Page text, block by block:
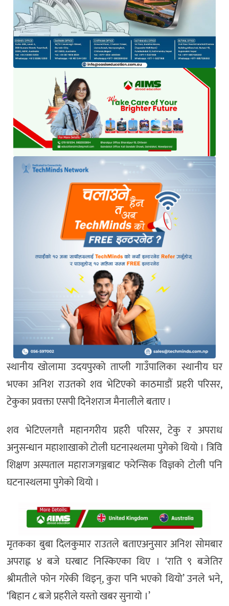
स्थानीय खोलामा उदयपुरको ताप्ली गाउँपालिका स्थानीय घर
भएका अनिश राउतको शव भेटिएको काठमाडौं प्रहरी परिसर,
टेकुका प्रवक्ता एसपी दिनेशराज मैनालीले बताए ।
शव भेटिएलगत्तै महानगरीय प्रहरी परिसर, टेकु र अपराध
अनुसन्धान महाशाखाको टोली घटनास्थलमा पुगेको थियो । त्रिवि
शिक्षण अस्पताल महाराजगञ्जबाट फरेन्सिक विज्ञको टोली पनि
घटनास्थलमा पुगेको थियो ।
मृतकका बुबा दिलकुमार राउतले बताएअनुसार अनिश सोमबार
अपराह्न ४ बजे घरबाट निस्किएका थिए । ‘राति ९ बजेतिर
श्रीमतीले फोन गरेकी थिइन्, कुरा पनि भएको थियो’ उनले भने,
‘बिहान ८ बजे प्रहरीले यस्तो खबर सुनायो ।’